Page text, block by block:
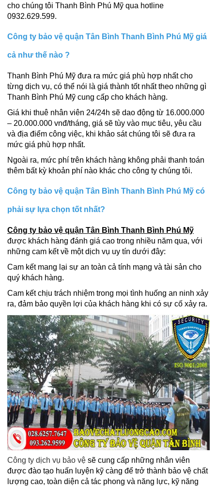
cho chúng tôi Thanh Bình Phú Mỹ qua hotline
0932.629.599.
Công ty bảo vệ quận Tân Bình Thanh Bình Phú Mỹ giá
cả như thế nào ?
Thanh Bình Phú Mỹ đưa ra mức giá phù hợp nhất cho
từng dịch vụ, có thể nói là giá thành tốt nhất theo những gì
Thanh Bình Phú Mỹ cung cấp cho khách hàng.
Giá khi thuê nhân viên 24/24h sẽ dao động từ 16.000.000
– 20.000.000 vnđ/tháng, giá sẽ tùy vào mục tiêu, yêu cầu
và địa điểm công việc, khi khảo sát chúng tôi sẽ đưa ra
mức giá phù hợp nhất.
Ngoài ra, mức phí trên khách hàng không phải thanh toán
thêm bất kỳ khoản phí nào khác cho công ty chúng tôi.
Công ty bảo vệ quận Tân Bình Thanh Bình Phú Mỹ có
phải sự lựa chọn tốt nhất?
Công ty bảo vệ quận Tân Bình Thanh Bình Phú Mỹ
được khách hàng đánh giá cao trong nhiều năm qua, với
những cam kết về một dịch vụ uy tín dưới đây:
Cam kết mang lại sự an toàn cả tính mạng và tài sản cho
quý khách hàng.
Cam kết chịu trách nhiệm trong mọi tình huống an ninh xảy
ra, đảm bảo quyền lợi của khách hàng khi có sự cố xảy ra.
Công ty dịch vụ bảo vệ sẽ cung cấp những nhân viên
được đào tạo huấn luyện kỹ càng để trở thành bảo vệ chất
lượng cao, toàn diện cả tác phong và năng lực, kỹ năng